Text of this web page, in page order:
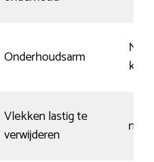
Onderhoudsarm
Vlekken lastig te
verwijderen
n.v.t.